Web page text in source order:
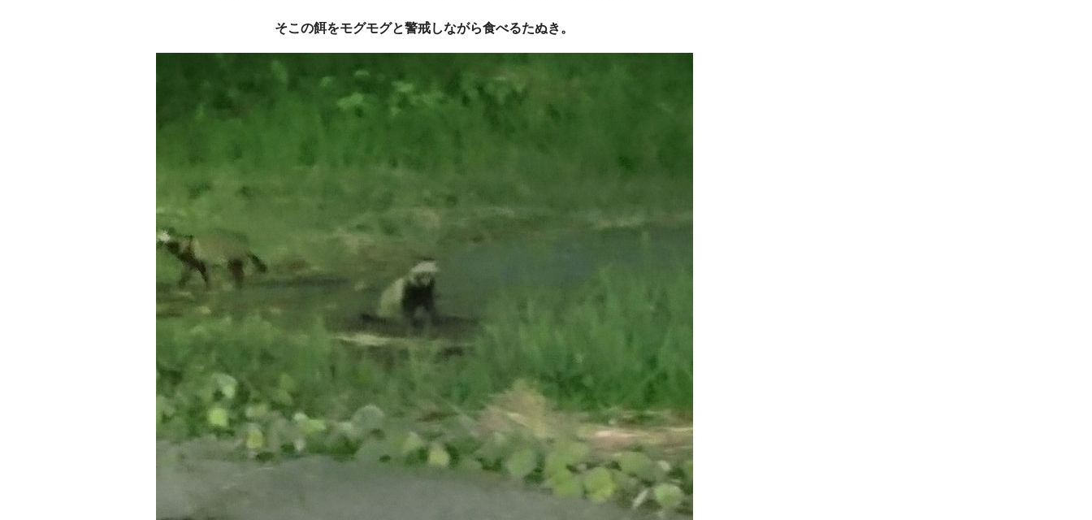
そこの餌をモグモグと警戒しながら食べるたぬき。